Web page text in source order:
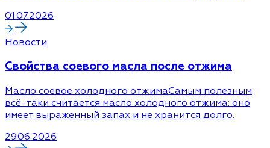
01.07.2026
Новости
Cвойства соевого масла после отжима
Масло соевое холодного отжимаСамым полезным
всё-таки считается масло холодного отжима: оно
имеет выраженный запах и не хранится долго.
29.06.2026